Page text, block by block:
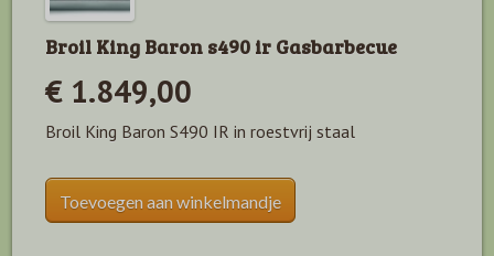
Broil King Baron s490 ir Gasbarbecue
€ 1.849,00
Broil King Baron S490 IR in roestvrij staal
Toevoegen aan winkelmandje